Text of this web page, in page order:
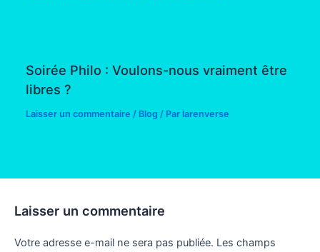
Soirée Philo : Voulons-nous vraiment être
libres ?
Laisser un commentaire / Blog / Par larenverse
Laisser un commentaire
Votre adresse e-mail ne sera pas publiée. Les champs